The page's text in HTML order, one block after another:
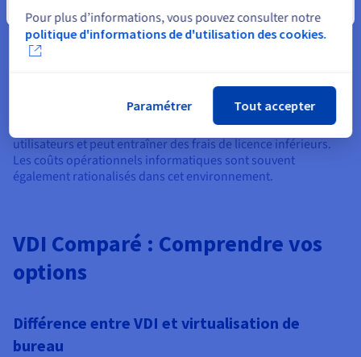
En cas de défaillance matérielle ou de catastrophe, cela
permet de restaurer rapidement les bureaux virtuels à partir
Bien que le VDI ait certains coûts initiaux, il réduit le besoin de
mises à niveau matérielles fréquentes sur les appareils des
utilisateurs et peut entraîner des frais de licence inférieurs.
Les coûts opérationnels informatiques sont souvent
également rationalisés dans cet environnement.
VDI Comparé : Comprendre vos
options
Différence entre VDI et virtualisation de
bureau
Pour plus d’informations, vous pouvez consulter notre
politique d'informations de d'utilisation des cookies.
Paramétrer Tout accepter